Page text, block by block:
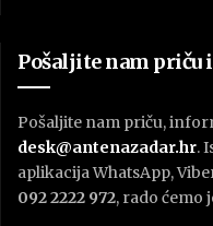
Pošaljite nam
Pošaljite nam priču,
desk@antenazadar.hr.
aplikacija WhatsApp,
092 2222 972, rado ćemo